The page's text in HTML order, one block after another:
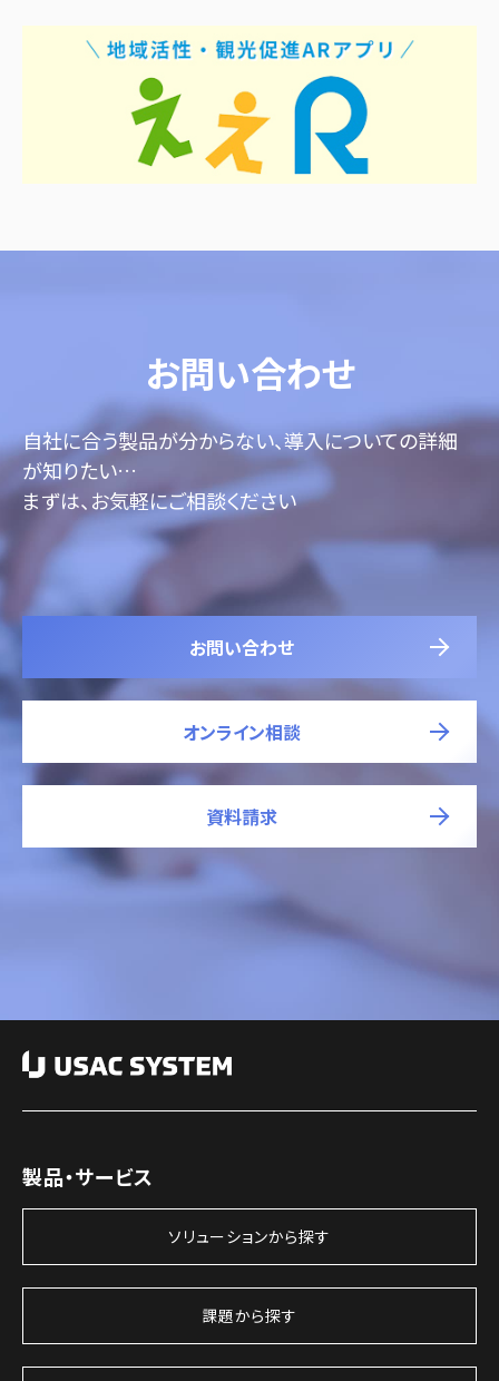
お問い合わせ
自社に合う製品が分からない、導入についての詳細
が知りたい…
まずは、お気軽にご相談ください
お問い合わせ
オンライン相談
資料請求
製品・サービス
ソリューションから探す
課題から探す